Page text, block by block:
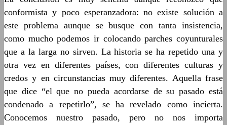
conformista y poco esperanzadora: no existe solución a
este problema aunque se busque con tanta insistencia,
como mucho podemos ir colocando parches coyunturales
que a la larga no sirven. La historia se ha repetido una y
otra vez en diferentes países, con diferentes culturas y
credos y en circunstancias muy diferentes. Aquella frase
que dice “el que no pueda acordarse de su pasado está
condenado a repetirlo”, se ha revelado como incierta.
Conocemos nuestro pasado, pero no nos importa